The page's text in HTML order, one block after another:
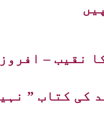
نقیب –
کی کتاب ”